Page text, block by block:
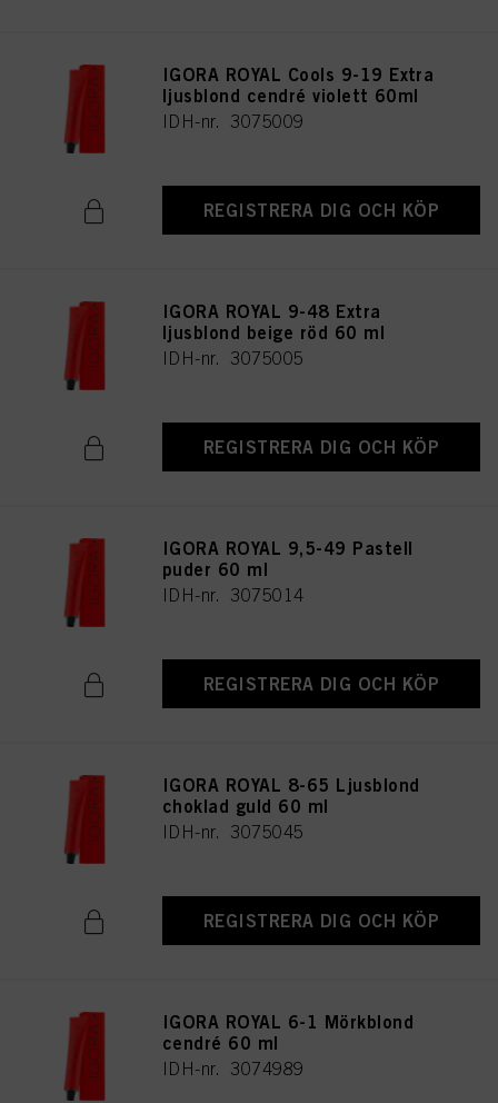
IGORA ROYAL Cools 9-19 Extra
ljusblond cendré violett 60ml
IDH-nr. 3075009
REGISTRERA DIG OCH KÖP
IGORA ROYAL 9-48 Extra
ljusblond beige röd 60 ml
IDH-nr. 3075005
REGISTRERA DIG OCH KÖP
IGORA ROYAL 9,5-49 Pastell
puder 60 ml
IDH-nr. 3075014
REGISTRERA DIG OCH KÖP
IGORA ROYAL 8-65 Ljusblond
choklad guld 60 ml
IDH-nr. 3075045
REGISTRERA DIG OCH KÖP
IGORA ROYAL 6-1 Mörkblond
cendré 60 ml
IDH-nr. 3074989